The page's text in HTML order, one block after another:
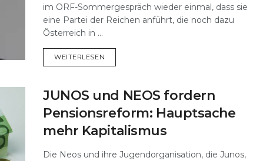
im ORF-Sommergespräch wieder einmal, dass sie
eine Partei der Reichen anführt, die noch dazu
Österreich in ...
WEITERLESEN
JUNOS und NEOS fordern
Pensionsreform: Hauptsache
mehr Kapitalismus
Die Neos und ihre Jugendorganisation, die Junos,